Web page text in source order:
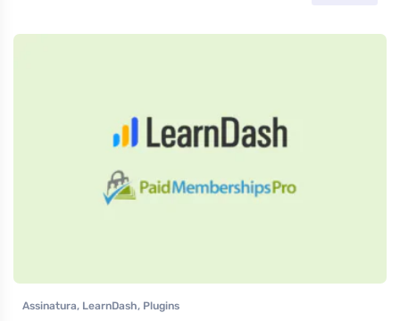
Assinatura, LearnDash, Plugins